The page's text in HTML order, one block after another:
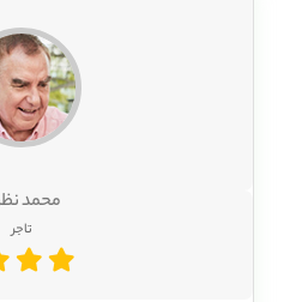
سیستم تشخیص گفتار هستم که به
خودم را تمرین کنم و بازخورد
قابلیت، اعتماد به نفسم در صحبت
قابل توجهی افزایش
محمد نظری
تاجر